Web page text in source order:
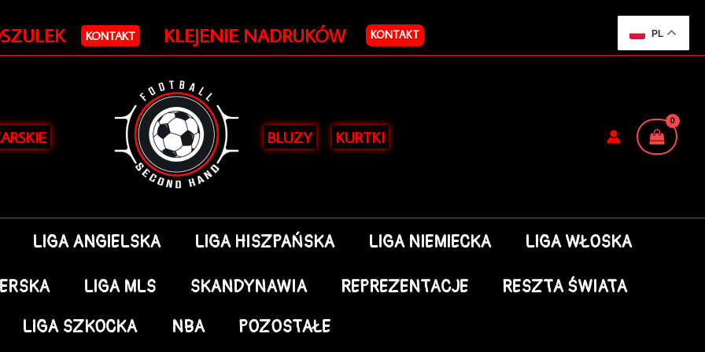
KONTAKT KLEJENIE NADRUKÓW KONTAKT
BLUZY KURTKI
LIGA ANGIELSKA LIGA HISZPAŃSKA LIGA NIEMIECKA LIGA WŁOSKA
LIGA MLS SKANDYNAWIA REPREZENTACJE
RESZTA ŚWIATA
LIGA SZKOCKA
NBA POZOSTAŁE
najnowszych PL